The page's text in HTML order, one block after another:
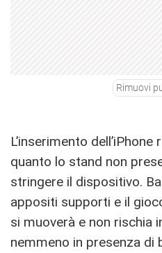
Rimuovi
L’inserimento
quanto lo stand non
stringere il dispositivo.
appositi supporti e il
si muoverà e non rischia
nemmeno in presenza di